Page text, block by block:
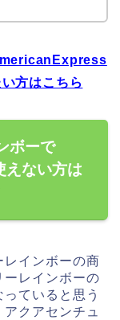
方はこちら
ボーで
ない方は
レインボーの商
レインボーの
ていると思う
クアセンチュ